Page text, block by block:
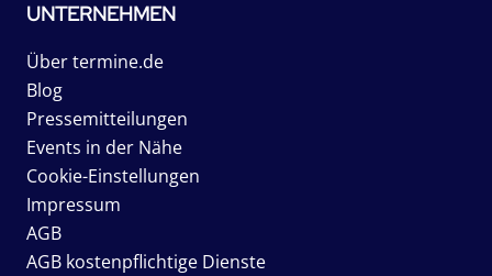
UNTERNEHMEN
Über termine.de
Blog
Pressemitteilungen
Events in der Nähe
Cookie-Einstellungen
Impressum
AGB
AGB kostenpflichtige Dienste